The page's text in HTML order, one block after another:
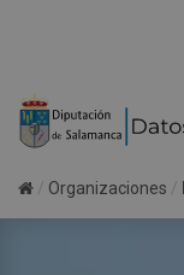
Organizaciones